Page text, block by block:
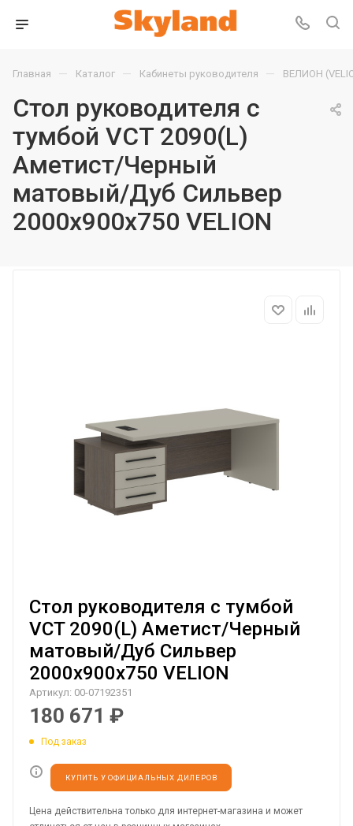
Главная — Каталог — Кабинеты руководителя — ВЕЛИОН
Стол руководителя с
тумбой VCT 2090(L)
Аметист/Черный
матовый/Дуб Сильвер
2000х900х750 VELION
Стол руководителя с тумбой
VCT 2090(L) Аметист/Черный
матовый/Дуб Сильвер
2000х900х750 VELION
Артикул: 00-07192351
180 671 ₽
Под заказ
КУПИТЬ У ОФИЦИАЛЬНЫХ ДИЛЕРОВ
Цена действительна только для интернет-магазина и может